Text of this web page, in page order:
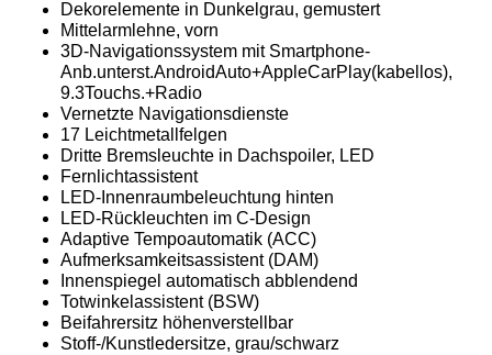
Dekorelemente in Dunkelgrau, gemustert
Mittelarmlehne, vorn
3D-Navigationssystem mit Smartphone-
Anb.unterst.AndroidAuto+AppleCarPlay(kabellos),
9.3Touchs.+Radio
Vernetzte Navigationsdienste
17 Leichtmetallfelgen
Dritte Bremsleuchte in Dachspoiler, LED
Fernlichtassistent
LED-Innenraumbeleuchtung hinten
LED-Rückleuchten im C-Design
Adaptive Tempoautomatik (ACC)
Aufmerksamkeitsassistent (DAM)
Innenspiegel automatisch abblendend
Totwinkelassistent (BSW)
Beifahrersitz höhenverstellbar
Stoff-/Kunstledersitze, grau/schwarz